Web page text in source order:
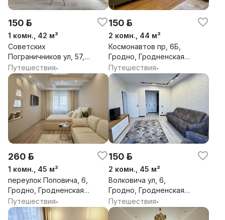
150 р.
1 комн., 42 м²
Советских
Пограничников ул, 57,
Гродно, Гродненская
обл.
Путешествия•
150 р.
2 комн., 44 м²
Космонавтов пр, 6Б,
Гродно, Гродненская
обл.
Путешествия•
260 р.
1 комн., 45 м²
переулок Поповича, 6,
Гродно, Гродненская
обл.
Путешествия•
150 р.
2 комн., 45 м²
Волковича ул, 6,
Гродно, Гродненская
обл.
Путешествия•